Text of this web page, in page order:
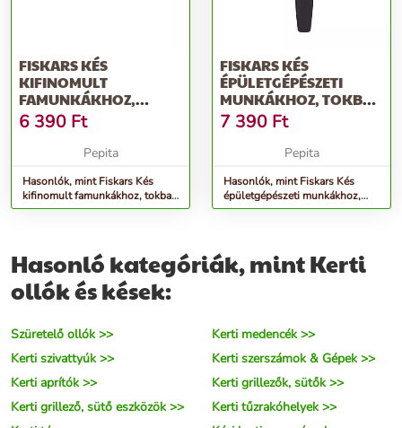
FISKARS KÉS
KIFINOMULT
FAMUNKÁKHOZ,
TOKBA ÉPÍTETT
ÉLEZŐVEL
6 390 Ft
Pepita
Hasonlók, mint Fiskars Kés
kifinomult famunkákhoz, tokba
épített élezővel
FISKARS KÉS
ÉPÜLETGÉPÉSZETI
MUNKÁKHOZ, TOKBA
ÉPÍTETT ÉLEZŐVEL
7 390 Ft
Pepita
Hasonlók, mint Fiskars Kés
épületgépészeti munkákhoz,
tokba épített élezővel
Hasonló kategóriák, mint Kerti
ollók és kések:
Szüretelő ollók >>
Kerti medencék >>
Kerti szivattyúk >>
Kerti szerszámok & Gépek >>
Kerti aprítók >>
Kerti grillezők, sütők >>
Kerti grillező, sütő eszközök >>
Kerti tűzrakóhelyek >>